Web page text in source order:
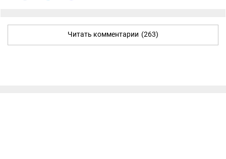
Читать комментарии (263)